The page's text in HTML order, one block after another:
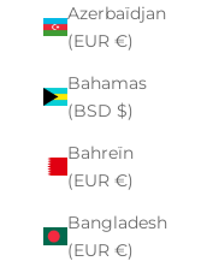
Azerbaïdjan
(EUR €)
Bahamas
(BSD $)
Bahreïn
(EUR €)
Bangladesh
(EUR €)